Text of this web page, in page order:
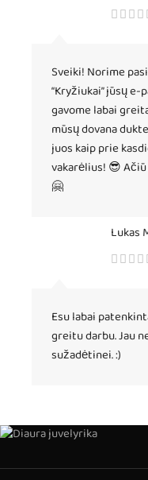
Sveiki! Norime
“Kryžiukai” jūsų
gavome labai
mūsų dovana
juos kaip prie
vakarėlius! 😎
🤗
Lukas
Esu labai
greitu darbu. Jau
sužadėtinei. :)